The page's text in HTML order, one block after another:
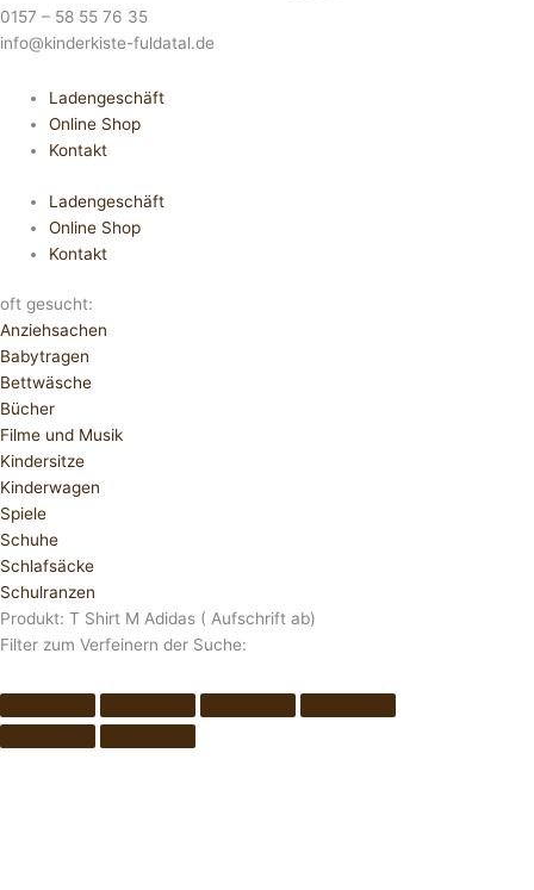
0157 – 58 55 76 35
info@kinderkiste-fuldatal.de
Ladengeschäft
Online Shop
Kontakt
Ladengeschäft
Online Shop
Kontakt
oft gesucht:
Anziehsachen
Babytragen
Bettwäsche
Bücher
Filme und Musik
Kindersitze
Kinderwagen
Spiele
Schuhe
Schlafsäcke
Schulranzen
Produkt: T Shirt M Adidas ( Aufschrift ab)
Filter zum Verfeinern der Suche: